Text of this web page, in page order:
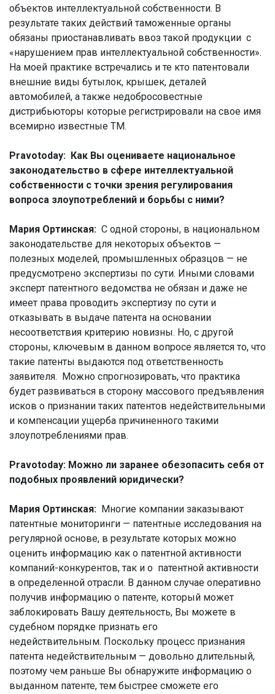
объектов интеллектуальной собственности. В
результате таких действий таможенные органы
обязаны приостанавливать ввоз такой продукции с
«нарушением прав интеллектуальной собственности».
На моей практике встречались и те кто патентовали
внешние виды бутылок, крышек, деталей
автомобилей, а также недобросовестные
дистрибьюторы которые регистрировали на свое имя
всемирно известные ТМ.
Pravotoday: Как Вы оцениваете национальное
законодательство в сфере интеллектуальной
собственности с точки зрения регулирования
вопроса злоупотреблений и борьбы с ними?
Мария Ортинская: С одной стороны, в национальном
законодательстве для некоторых объектов —
полезных моделей, промышленных образцов — не
предусмотрено экспертизы по сути. Иными словами
эксперт патентного ведомства не обязан и даже не
имеет права проводить экспертизу по сути и
отказывать в выдаче патента на основании
несоответствия критерию новизны. Но, с другой
стороны, ключевым в данном вопросе является то, что
такие патенты выдаются под ответственность
заявителя. Можно спрогнозировать, что практика
будет развиваться в сторону массового предъявления
исков о признании таких патентов недействительными
и компенсации ущерба причиненного такими
злоупотреблениями прав.
Pravotoday: Можно ли заранее обезопасить себя от
подобных проявлений юридически?
Мария Ортинская: Многие компании заказывают
патентные мониторинги — патентные исследования на
регулярной основе, в результате которых можно
оценить информацию как о патентной активности
компаний-конкурентов, так и о патентной активности
в определенной отрасли. В данном случае оперативно
получив информацию о патенте, который может
заблокировать Вашу деятельность, Вы можете в
судебном порядке признать его
недействительным. Поскольку процесс признания
патента недействительным — довольно длительный,
поэтому чем раньше Вы обнаружите информацию о
выданном патенте, тем быстрее сможете его